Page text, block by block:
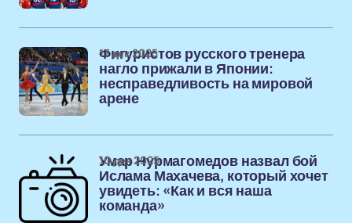
Фигуристов русского тренера
нагло прижали в Японии:
несправедливость на мировой
арене
17 дек 2025
Умар Нурмагомедов назвал бой
Ислама Махачева, который хочет
увидеть: «Как и вся наша
команда»
10 дек 2025